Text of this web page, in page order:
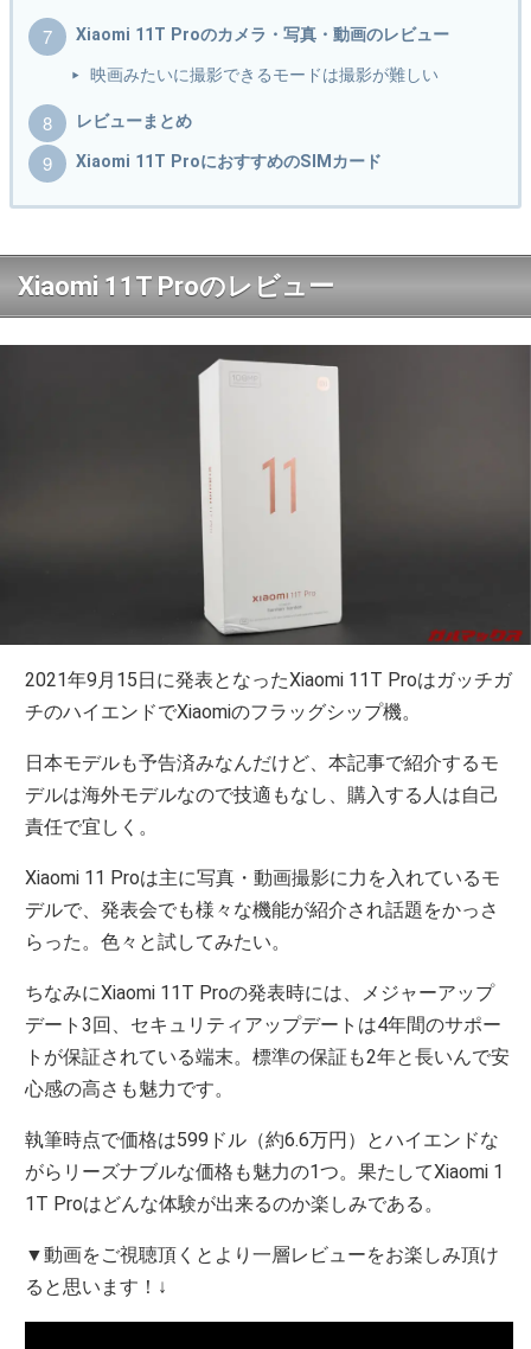
Xiaomi 11T Proのカメラ・写真・動画のレビュー
映画みたいに撮影できるモードは撮影が難しい
レビューまとめ
Xiaomi 11T ProにおすすめのSIMカード
Xiaomi 11T Proのレビュー
2021年9月15日に発表となったXiaomi 11T Proはガッチガ
チのハイエンドでXiaomiのフラッグシップ機。
日本モデルも予告済みなんだけど、本記事で紹介するモ
デルは海外モデルなので技適もなし、購入する人は自己
責任で宜しく。
Xiaomi 11 Proは主に写真・動画撮影に力を入れているモ
デルで、発表会でも様々な機能が紹介され話題をかっさ
らった。色々と試してみたい。
ちなみにXiaomi 11T Proの発表時には、メジャーアップ
デート3回、セキュリティアップデートは4年間のサポー
トが保証されている端末。標準の保証も2年と長いんで安
心感の高さも魅力です。
執筆時点で価格は599ドル（約6.6万円）とハイエンドな
がらリーズナブルな価格も魅力の1つ。果たしてXiaomi 1
1T Proはどんな体験が出来るのか楽しみである。
▼動画をご視聴頂くとより一層レビューをお楽しみ頂け
ると思います！↓